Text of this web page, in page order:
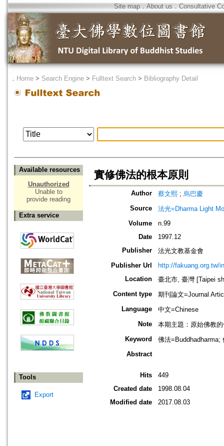
Site map．About us ． Consultative
． Home > Search Engine > Fulltext Search > Bibliography Detail
Available resources
Unauthorized
Unable to
provide reading
Extra service
Tools
Export
實修佛法的根本原則
Author 蔡文熙 ; 烏巴慶
Source
法光=Dharma Light
Volume
n.99
Date
1997.12
Publisher
法光文教基金會
Publisher Url
http://fakuang.org.tw/
Location
臺北市, 臺灣 [Taipei
Content type
期刊論文=Journal
Language
中文=Chinese
Note
本期主題：原始佛教
Keyword
佛法=Buddhadharma;
Abstract
Hits
449
Created date
1998.08.04
Modified date
2017.08.03